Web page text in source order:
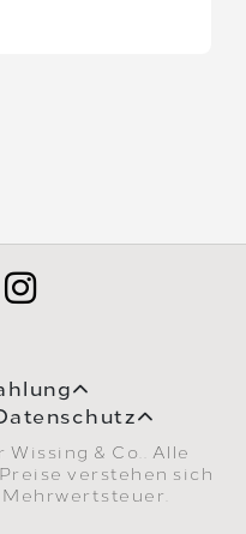
& Co.. Alle
verstehen sich